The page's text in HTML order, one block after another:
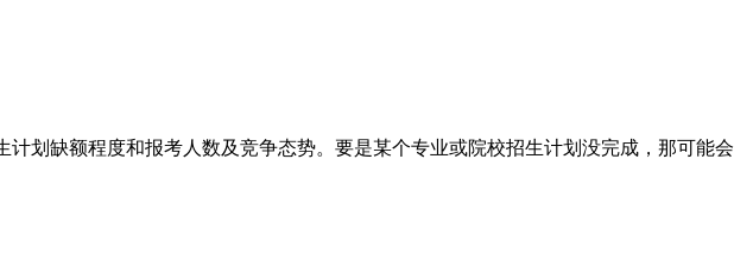
缺额程度和报考人数及竞争态势。要是某个专业或院校招生计划没完成，那可能会